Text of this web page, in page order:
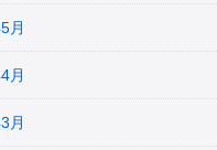
月
月
月